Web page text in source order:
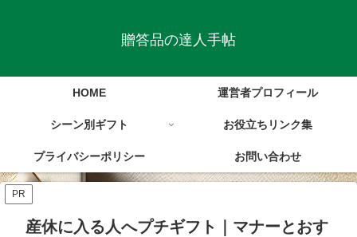
贈答品の達人手帖
HOME 運営者プロフィール
シーン別ギフト お役立ちリンク集
プライバシーポリシー お問い合わせ
PR
産休に入る人へプチギフト｜マナーとおす